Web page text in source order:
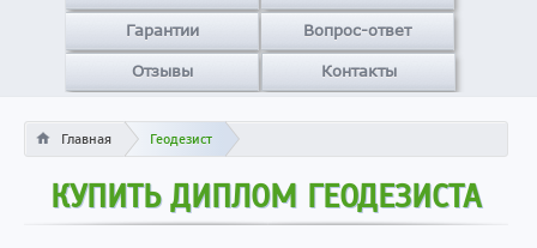
Гарантии Вопрос-ответ
Отзывы Контакты
Главная Геодезист
КУПИТЬ ДИПЛОМ ГЕОДЕЗИСТА